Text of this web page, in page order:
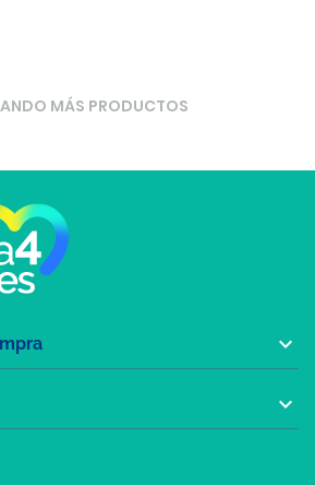
MÁS PRODUCTOS

